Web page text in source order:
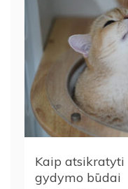
Kaip
gydymo būdai